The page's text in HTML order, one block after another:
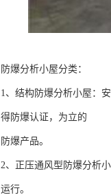
防爆分析小屋分类：
1、结构防爆分析小屋：
得防爆认证，为立的
防爆产品。
2、正压通风型防爆分析
运行。